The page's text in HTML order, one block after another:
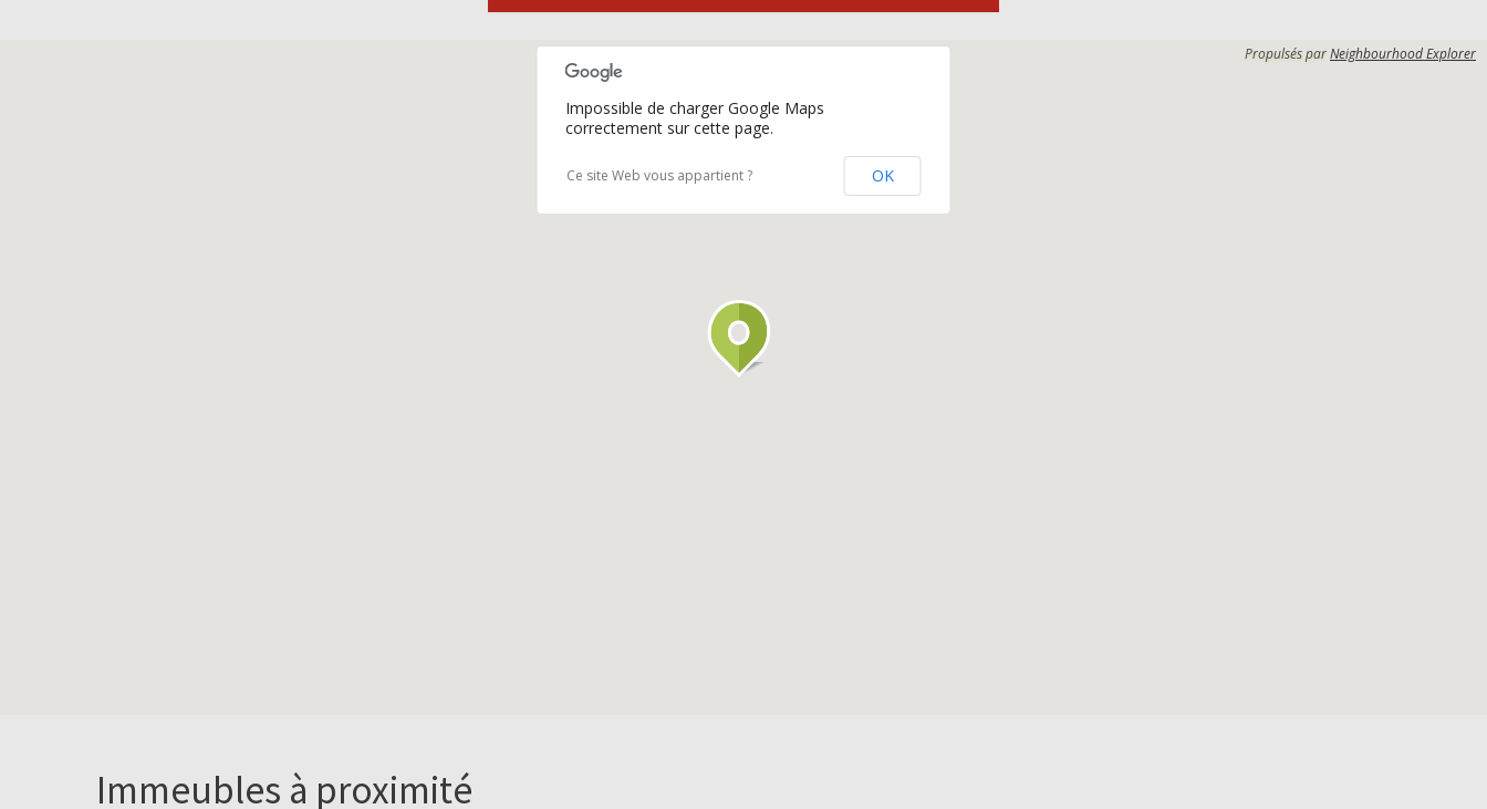
Propulsés parNeighbourhood Explorer
Impossible de charger Google Maps
correctement sur cette page.
Ce site Web vous appartient ? OK
Immeubles à proximité